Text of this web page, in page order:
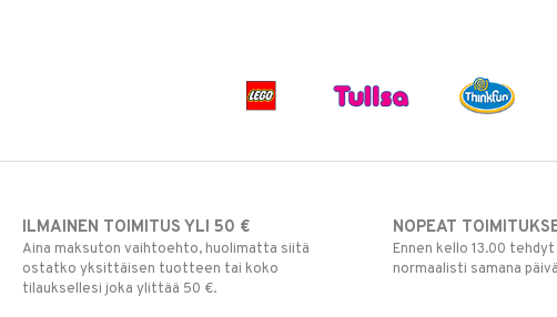
ILMAINEN TOIMITUS YLI 50 €
Aina maksuton vaihtoehto, huolimatta siitä
ostatko yksittäisen tuotteen tai koko
tilauksellesi joka ylittää 50 €.
NOPEAT
Ennen kello 13.00
normaalisti samana